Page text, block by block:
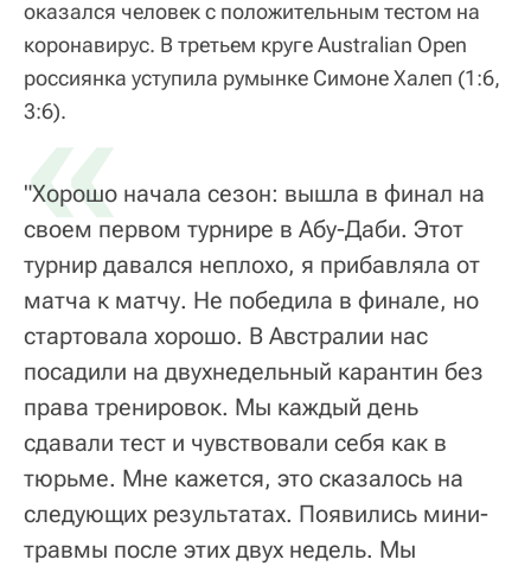
оказался человек с положительным тестом на
коронавирус. В третьем круге Australian Open
россиянка уступила румынке Симоне Халеп (1:6,
3:6).
«
"Хорошо начала сезон: вышла в финал на
своем первом турнире в Абу-Даби. Этот
турнир давался неплохо, я прибавляла от
матча к матчу. Не победила в финале, но
стартовала хорошо. В Австралии нас
посадили на двухнедельный карантин без
права тренировок. Мы каждый день
сдавали тест и чувствовали себя как в
тюрьме. Мне кажется, это сказалось на
следующих результатах. Появились мини-
травмы после этих двух недель. Мы